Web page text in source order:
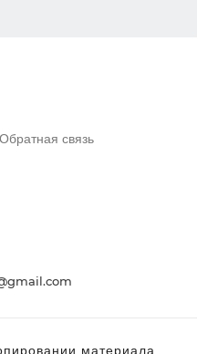
Обратная связь
материала,